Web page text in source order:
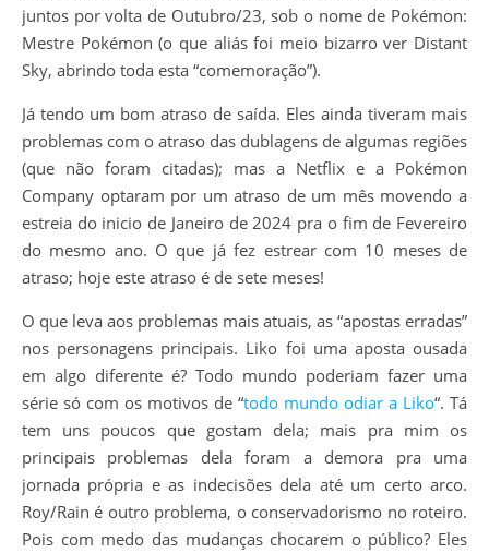
juntos por volta de Outubro/23, sob o nome de Pokémon:
Mestre Pokémon (o que aliás foi meio bizarro ver Distant
Sky, abrindo toda esta “comemoração”).
Já tendo um bom atraso de saída. Eles ainda tiveram mais
problemas com o atraso das dublagens de algumas regiões
(que não foram citadas); mas a Netflix e a Pokémon
Company optaram por um atraso de um mês movendo a
estreia do inicio de Janeiro de 2024 pra o fim de Fevereiro
do mesmo ano. O que já fez estrear com 10 meses de
atraso; hoje este atraso é de sete meses!
O que leva aos problemas mais atuais, as “apostas erradas”
nos personagens principais. Liko foi uma aposta ousada
em algo diferente é? Todo mundo poderiam fazer uma
série só com os motivos de “todo mundo odiar a Liko“. Tá
tem uns poucos que gostam dela; mais pra mim os
principais problemas dela foram a demora pra uma
jornada própria e as indecisões dela até um certo arco.
Roy/Rain é outro problema, o conservadorismo no roteiro.
Pois com medo das mudanças chocarem o público? Eles